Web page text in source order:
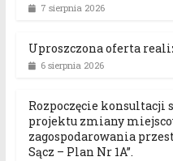
7 sierpnia 2026
Uproszczona oferta
6 sierpnia 2026
Rozpoczęcie konsultacji
projektu zmiany
zagospodarowania
Sącz – Plan Nr 1A”.